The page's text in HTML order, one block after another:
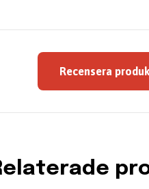
Recensera